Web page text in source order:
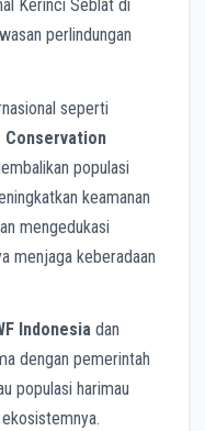
Kerinci Seblat di
perlindungan
seperti
Conservation
populasi
keamanan
mengedukasi
menjaga keberadaan
Indonesia dan
dengan pemerintah
populasi harimau